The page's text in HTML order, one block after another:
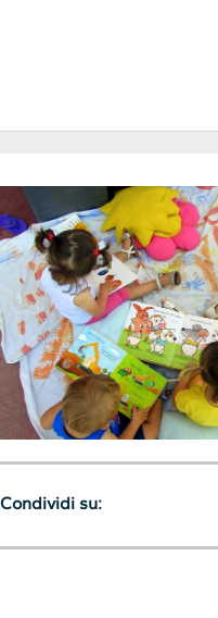
Condividi su: